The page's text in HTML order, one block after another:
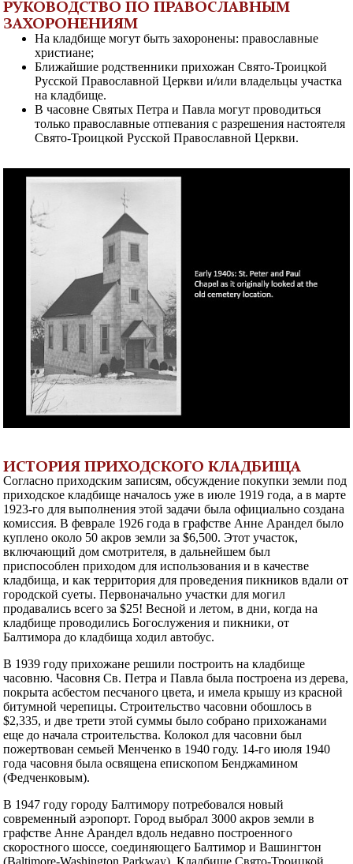
РУКОВОДСТВО ПО ПРАВОСЛАВНЫМ
ЗАХОРОНЕНИЯМ
На кладбище могут быть захоронены: православные
христиане;
Ближайшие родственники прихожан Свято-Троицкой
Русской Православной Церкви и/или владельцы участка
на кладбище.
В часовне Святых Петра и Павла могут проводиться
только православные отпевания с разрешения настоятеля
Свято-Троицкой Русской Православной Церкви.
ИСТОРИЯ ПРИХОДСКОГО КЛАДБИЩА
Согласно приходским записям, обсуждение покупки земли под
приходское кладбище началось уже в июле 1919 года, а в марте
1923-го для выполнения этой задачи была официально создана
комиссия. В феврале 1926 года в графстве Анне Арандел было
куплено около 50 акров земли за $6,500. Этот участок,
включающий дом смотрителя, в дальнейшем был
приспособлен приходом для использования и в качестве
кладбища, и как территория для проведения пикников вдали от
городской суеты. Первоначально участки для могил
продавались всего за $25! Весной и летом, в дни, когда на
кладбище проводились Богослужения и пикники, от
Балтимора до кладбища ходил автобус.
В 1939 году прихожане решили построить на кладбище
часовню. Часовня Св. Петра и Павла была построена из дерева,
покрыта асбестом песчаного цвета, и имела крышу из красной
битумной черепицы. Строительство часовни обошлось в
$2,335, и две трети этой суммы было собрано прихожанами
еще до начала строительства. Колокол для часовни был
пожертвован семьей Менченко в 1940 году. 14-го июля 1940
года часовня была освящена епископом Бенджамином
(Федченковым).
В 1947 году городу Балтимору потребовался новый
современный аэропорт. Город выбрал 3000 акров земли в
графстве Анне Арандел вдоль недавно построенного
скоростного шоссе, соединяющего Балтимор и Вашингтон
(Baltimore-Washington Parkway). Кладбище Свято-Троицкой